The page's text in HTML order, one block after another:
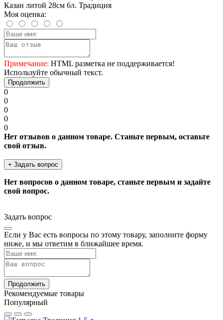
Казан литой 28см 6л. Традиция
Моя оценка:
Примечание: HTML разметка не поддерживается!
Используйте обычный текст.
Продолжить
0
0
0
0
0
Нет отзывов о данном товаре. Станьте первым, оставьте
свой отзыв.
+ Задать вопрос
Нет вопросов о данном товаре, станьте первым и задайте
свой вопрос.
Задать вопрос
Если у Вас есть вопросы по этому товару, заполните форму
ниже, и мы ответим в ближайшее время.
Продолжить
Рекомендуемые товары
Популярный